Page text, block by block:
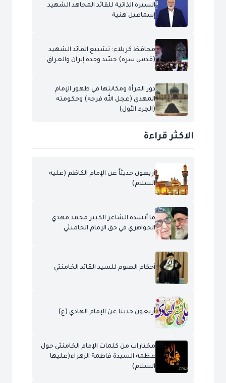
السيرة الذاتية للقائد المجاهد الشهيد
إسماعيل هنية
محافظ كربلاء: تشييع القائد الشهيد
(قدس سره) جسّد وحدة إيران والعراق
دور المرأة ومكانتها في ظهور الإمام
المهدي (عجل الله فرجه) وحكومته
(الجزء الأول)
الاكثر قراءة
أربعون حديثاً عن الإمام الكاظم (عليه
السلام)
ما أنشده الشاعر الكبير محمد مهدي
الجواهري في حق الإمام الخامنئي
أحكام الصوم للسيد القائد الخامنئي
أربعون حديثا عن الإمام الهادي (ع)
مختارات من كلمات الإمام الخامنئي حول
عظمة السيدة فاطمة الزهراء(عليها
السلام)